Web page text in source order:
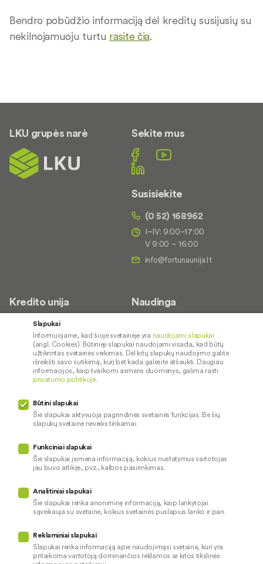
Bendro pobūdžio informaciją dėl kreditų susijusių su
nekilnojamuoju turtu rasite čia.
LKU grupės narė Sekite mus
Susisiekite
(0 52) 168962
I–IV: 9:00–17:00
V 9:00 – 16:00
Kredito unija
Apie mus
Kontaktai
Karjera
Socialinė atsakomybė
Naudinga
Palūkanų normos
Paslaugų teikimo sąlygos ir
įkainiai
Pranešėjų apsauga
Privatumo politika
Naudojami slapukai
Pinigų plovimo prevencija
Skundų nagrinėjimas
Prieinamumo pareiškimas
Slapukai
Informuojame, kad šioje svetainėje yra naudojami slapukai
(angl. Cookies). Būtinieji slapukai naudojami visada, kad būtų
užtikrintas svetainės veikimas. Dėl kitų slapukų naudojimo galite
išreikšti savo sutikimą, kurį bet kada galėsite atšaukti. Daugiau
informacijos, kaip tvarkomi asmens duomenys, galima rasti
privatumo politikoje.
Būtini slapukai
Šie slapukai aktyvuoja pagrindines svetainės funkcijas. Be šių
slapukų svetainė neveiks tinkamai.
Funkciniai slapukai
Šie slapukai įsimena informaciją, kokius nustatymus vartotojas
jau buvo atlikęs, pvz., kalbos pasirinkimas.
Analitiniai slapukai
Šie slapukai renka anoniminę informaciją, kaip lankytojai
sąveikauja su svetaine, kokius svetainės puslapius lanko ir pan.
Reklaminiai slapukai
Slapukai renka informaciją apie naudojimąsi svetaine, kuri yra
pritaikoma vartotoją dominančios reklamos ar kitos tikslinės